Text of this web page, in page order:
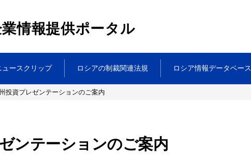
情報提供ポータル
ュースクリップ ロシアの制裁関連法規 ロシア情報データベース
投資プレゼンテーションのご案内
ンテーションのご案内